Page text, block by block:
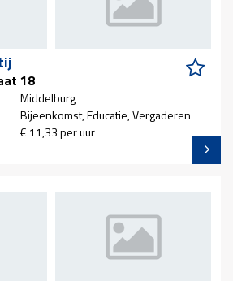
18
Middelburg
Bijeenkomst, Educatie, Vergaderen
€ 11,33 per uur